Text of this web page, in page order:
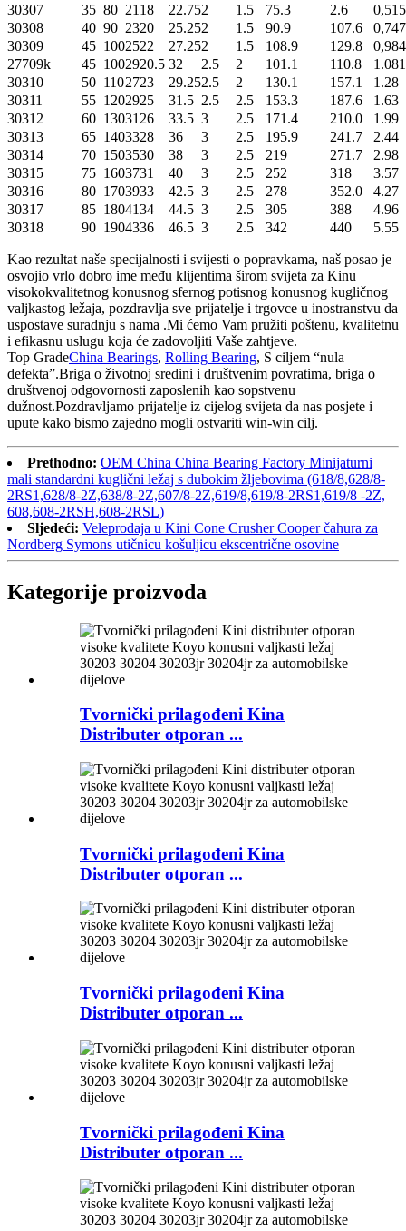
30307
35 80 21 18 22.752 1.5 75.3 2.6
0,515
30308
40 90 2320 25.252 1.5 90.9 107.6
0,747
30309
45 1002522 27.252 1.5 108.9 129.8
0,984
27709k
45 1002920.5 32 2.5 2 101.1 110.8
1.081
30310
50 1102723 29.252.5 2 130.1 157.1
1.28
30311
55 1202925 31.5 2.5 2.5 153.3 187.6
1.63
30312
60 13031 26 33.5 3 2.5 171.4 210.0
1.99
30313
65 1403328 36 3 2.5 195.9 241.7
2.44
30314
70 1503530 38 3 2.5 219 271.7
2.98
30315
75 1603731 40 3 2.5 252 318
3.57
30316
80 1703933 42.5 3 2.5 278 352.0
4.27
30317
85 1804134 44.5 3 2.5 305 388
4.96
30318
90 1904336 46.5 3 2.5 342 440 5.55
Kao rezultat naše specijalnosti i svijesti o popravkama, naš posao je
osvojio vrlo dobro ime među klijentima širom svijeta za Kinu
visokokvalitetnog konusnog sfernog potisnog konusnog kugličnog
valjkastog ležaja, pozdravlja sve prijatelje i trgovce u inostranstvu da
uspostave suradnju s nama .Mi ćemo Vam pružiti poštenu, kvalitetnu
i efikasnu uslugu koja će zadovoljiti Vaše zahtjeve.
Top GradeChina Bearings, Rolling Bearing, S ciljem “nula
defekta”.Briga o životnoj sredini i društvenim povratima, briga o
društvenoj odgovornosti zaposlenih kao sopstvenu
dužnost.Pozdravljamo prijatelje iz cijelog svijeta da nas posjete i
upute kako bismo zajedno mogli ostvariti win-win cilj.
Prethodno: OEM China China Bearing Factory Minijaturni
mali standardni kuglični ležaj s dubokim žljebovima (618/8,628/8-
2RS1,628/8-2Z,638/8-2Z,607/8-2Z,619/8,619/8-2RS1,619/8 -2Z,
608,608-2RSH,608-2RSL)
Sljedeći: Veleprodaja u Kini Cone Crusher Cooper čahura za
Nordberg Symons utičnicu košuljicu ekscentrične osovine
Kategorije proizvoda
Tvornički prilagođeni Kina
Distributer otporan ...
Tvornički prilagođeni Kina
Distributer otporan ...
Tvornički prilagođeni Kina
Distributer otporan ...
Tvornički prilagođeni Kina
Distributer otporan ...